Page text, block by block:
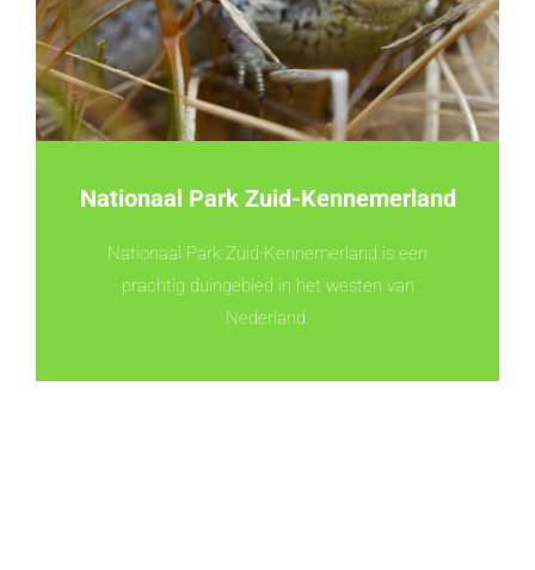
Nationaal Park Zuid-Kennemerland
Nationaal Park Zuid-Kennemerland is een
prachtig duingebied in het westen van
Nederland.